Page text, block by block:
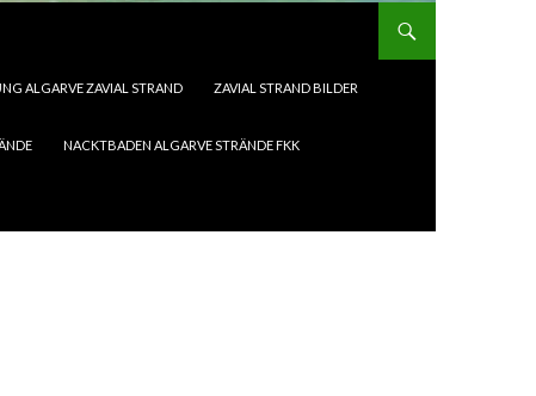
ALGARVE ZAVIAL STRAND ZAVIAL STRAND BILDER
NACKTBADEN ALGARVE STRÄNDE FKK